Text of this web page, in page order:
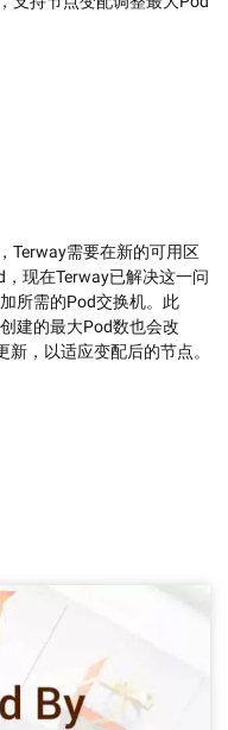
Terway需要在新的可用区
现在Terway已解决这一问
所需的Pod交换机。此
建的最大Pod数也会改
，以适应变配后的节点。